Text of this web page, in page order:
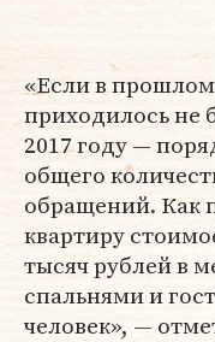
«Если в
приходилось не
2017 году —
общего
обращений. Как
квартиру
тысяч рублей в
спальнями и
человек», —